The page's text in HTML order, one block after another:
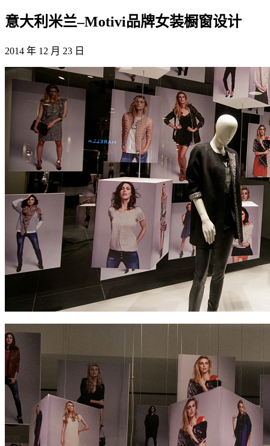
意大利米兰–Motivi品牌女装橱窗设计
2014 年 12 月 23 日